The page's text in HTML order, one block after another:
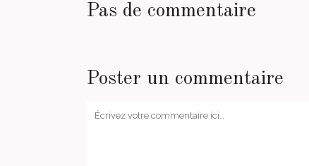
Pas de commentaire
Poster un commentaire